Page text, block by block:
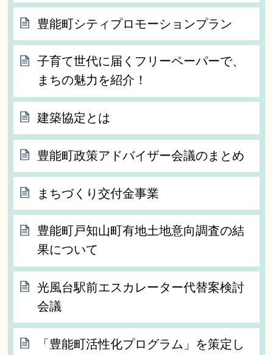
豊能町シティプロモーションプラン
子育て世代に届くフリーペーパーで、
まちの魅力を紹介！
建築協定とは
豊能町政策アドバイザー会議のまとめ
まちづくり交付金事業
豊能町戸知山町有地土地意向調査の結
果について
光風台駅前エスカレーター代替案検討
会議
「豊能町活性化プログラム」を策定し